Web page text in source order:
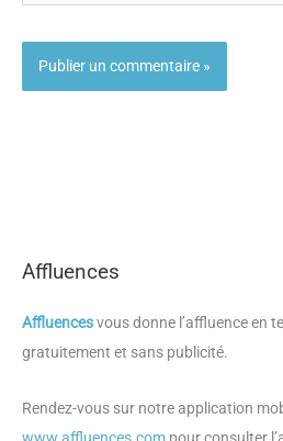
Affluences
Affluencesvous donne l’affluence en
gratuitement et sans publicité.
Rendez-vous sur notre application